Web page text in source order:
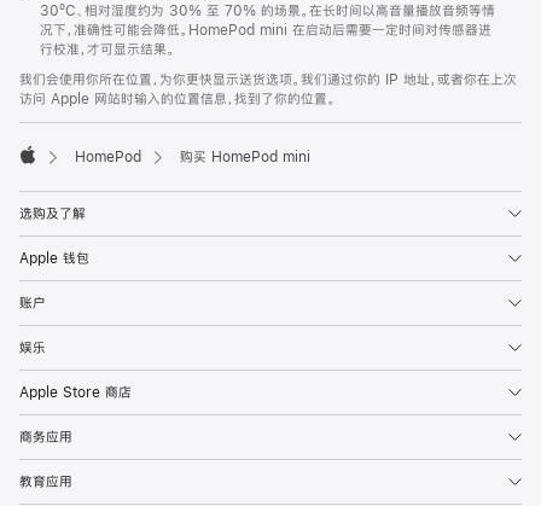
30ºC、相对湿度约为 30% 至 70% 的场景。在长时间以高音量播放音频等情
况下，准确性可能会降低。HomePod mini 在启动后需要一定时间对传感器进
行校准，才可显示结果。
我们会使用你所在位置，为你更快显示送货选项。我们通过你的 IP 地址，或者你在上次
访问 Apple 网站时输入的位置信息，找到了你的位置。
HomePod 购买 HomePod mini
选购及了解
Apple 钱包
账户
娱乐
Apple Store 商店
商务应用
教育应用